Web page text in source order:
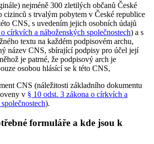
nejméně 300 zletilých občanů České
cizinců s trvalým pobytem v České republice
CNS, s uvedením jejich osobních údajů
církvích a náboženských společnostech) a s
textu na každém podpisovém archu,
název CNS, sbírající podpisy pro účel její
je patrné, že podpisový arch je
osobou hlásící se k této CNS,
CNS (náležitosti základního dokumentu
v § 10 odst. 3 zákona o církvích a
).
formuláře a kde jsou k